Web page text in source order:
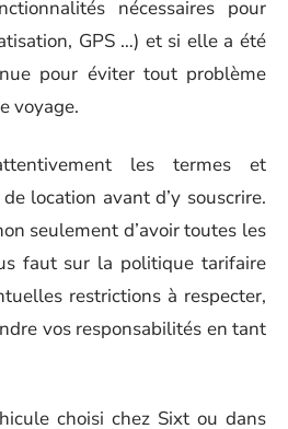
nécessaires pour
GPS …) et si elle a été
pour éviter tout problème
voyage.
les termes et
location avant d’y souscrire.
seulement d’avoir toutes les
faut sur la politique tarifaire
restrictions à respecter,
vos responsabilités en tant
choisi chez Sixt ou dans